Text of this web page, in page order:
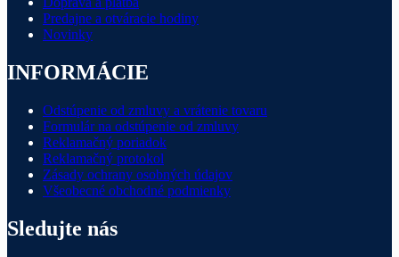
Predajne a otváracie hodiny
Novinky
INFORMÁCIE
Odstúpenie od zmluvy a vrátenie tovaru
Formulár na odstúpenie od zmluvy
Reklamačný poriadok
Reklamačný protokol
Zásady ochrany osobných údajov
Všeobecné obchodné podmienky
Sledujte nás